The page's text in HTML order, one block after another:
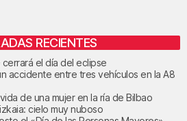
RECIENTES
el día del eclipse
accidente entre tres vehículos en la A8
de una mujer en la ría de Bilbao
cielo muy nuboso